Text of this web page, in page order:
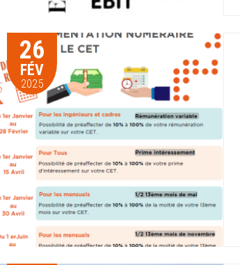
26
FÉV
2025